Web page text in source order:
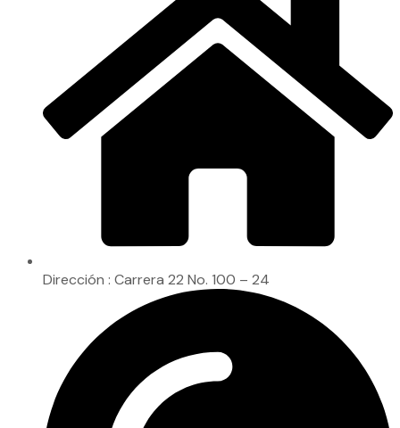
Dirección : Carrera 22 No. 100 – 24